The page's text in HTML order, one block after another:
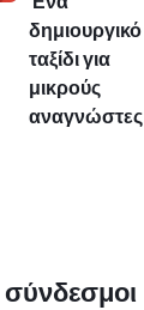
δημιουργικό
ταξίδι για
μικρούς
αναγνώστες